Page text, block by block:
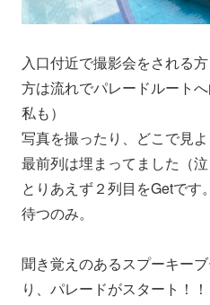
入口付近で撮影会をされる
方は流れでパレードルート
私も）
写真を撮ったり、どこで見
最前列は埋まってました（泣
とりあえず２列目をGetです
待つのみ。
聞き覚えのあるスプーキー
り、パレードがスタート！！